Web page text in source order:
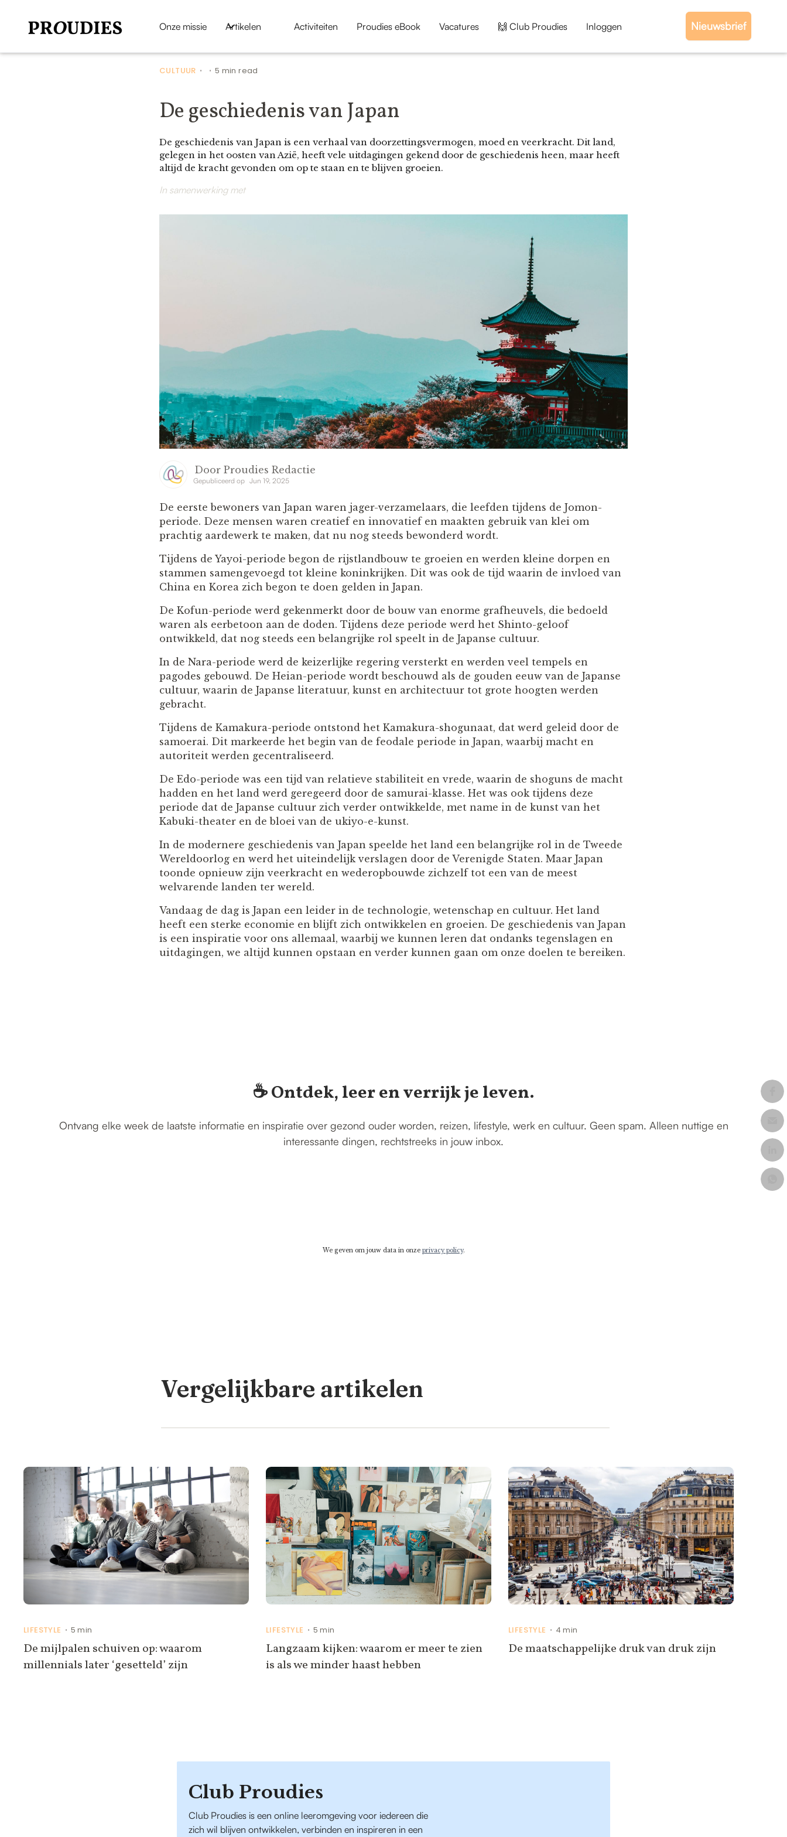
Onze missie Artikelen Activiteiten Proudies eBook Vacatures 🙌 Club Proudies Inloggen Nieuwsbrief
CULTUUR • • 5 min read
De geschiedenis van Japan
De geschiedenis van Japan is een verhaal van doorzettingsvermogen, moed en veerkracht. Dit land,
gelegen in het oosten van Azië, heeft vele uitdagingen gekend door de geschiedenis heen, maar heeft
altijd de kracht gevonden om op te staan en te blijven groeien.
In samenwerking met
Door Proudies Redactie
Gepubliceerd op Jun 19, 2025
De eerste bewoners van Japan waren jager-verzamelaars, die leefden tijdens de Jomon-
periode. Deze mensen waren creatief en innovatief en maakten gebruik van klei om
prachtig aardewerk te maken, dat nu nog steeds bewonderd wordt.
Tijdens de Yayoi-periode begon de rijstlandbouw te groeien en werden kleine dorpen en
stammen samengevoegd tot kleine koninkrijken. Dit was ook de tijd waarin de invloed van
China en Korea zich begon te doen gelden in Japan.
De Kofun-periode werd gekenmerkt door de bouw van enorme grafheuvels, die bedoeld
waren als eerbetoon aan de doden. Tijdens deze periode werd het Shinto-geloof
ontwikkeld, dat nog steeds een belangrijke rol speelt in de Japanse cultuur.
In de Nara-periode werd de keizerlijke regering versterkt en werden veel tempels en
pagodes gebouwd. De Heian-periode wordt beschouwd als de gouden eeuw van de Japanse
cultuur, waarin de Japanse literatuur, kunst en architectuur tot grote hoogten werden
gebracht.
Tijdens de Kamakura-periode ontstond het Kamakura-shogunaat, dat werd geleid door de
samoerai. Dit markeerde het begin van de feodale periode in Japan, waarbij macht en
autoriteit werden gecentraliseerd.
De Edo-periode was een tijd van relatieve stabiliteit en vrede, waarin de shoguns de macht
hadden en het land werd geregeerd door de samurai-klasse. Het was ook tijdens deze
periode dat de Japanse cultuur zich verder ontwikkelde, met name in de kunst van het
Kabuki-theater en de bloei van de ukiyo-e-kunst.
In de modernere geschiedenis van Japan speelde het land een belangrijke rol in de Tweede
Wereldoorlog en werd het uiteindelijk verslagen door de Verenigde Staten. Maar Japan
toonde opnieuw zijn veerkracht en wederopbouwde zichzelf tot een van de meest
welvarende landen ter wereld.
Vandaag de dag is Japan een leider in de technologie, wetenschap en cultuur. Het land
heeft een sterke economie en blijft zich ontwikkelen en groeien. De geschiedenis van Japan
is een inspiratie voor ons allemaal, waarbij we kunnen leren dat ondanks tegenslagen en
uitdagingen, we altijd kunnen opstaan en verder kunnen gaan om onze doelen te bereiken.
☕️ Ontdek, leer en verrijk je leven.
Ontvang elke week de laatste informatie en inspiratie over gezond ouder worden, reizen, lifestyle, werk en cultuur. Geen spam. Alleen nuttige en
interessante dingen, rechtstreeks in jouw inbox.
We geven om jouw data in onze privacy policy.
Vergelijkbare artikelen
LIFESTYLE • 5 min
De mijlpalen schuiven op: waarom
millennials later ‘gesetteld’ zijn
LIFESTYLE • 5 min
Langzaam kijken: waarom er meer te zien
is als we minder haast hebben
LIFESTYLE • 4 min
De maatschappelijke druk van druk zijn
Club Proudies
Club Proudies is een online leeromgeving voor iedereen die
zich wil blijven ontwikkelen, verbinden en inspireren in een